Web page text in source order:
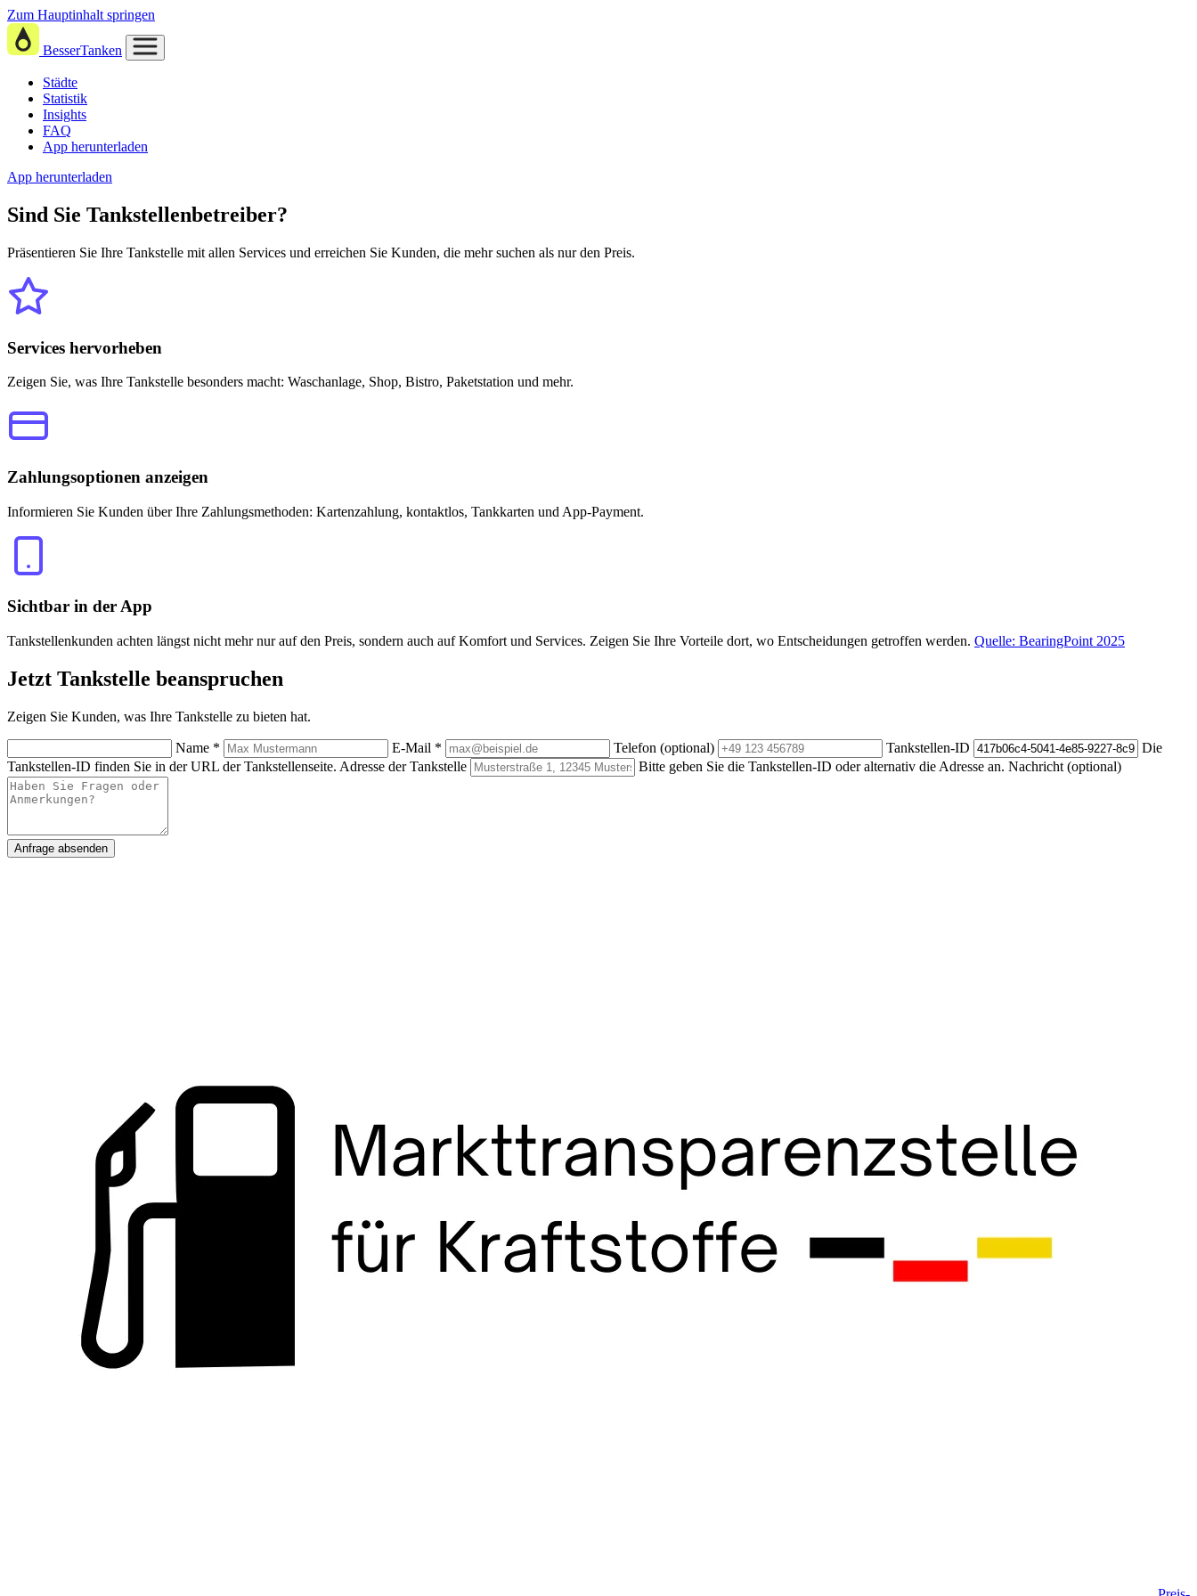
Zum Hauptinhalt springen
BesserTanken
Städte
Statistik
Insights
FAQ
App herunterladen
App herunterladen
Sind Sie Tankstellenbetreiber?
Präsentieren Sie Ihre Tankstelle mit allen Services und erreichen Sie Kunden, die mehr suchen als nur den Preis.
Services hervorheben
Zeigen Sie, was Ihre Tankstelle besonders macht: Waschanlage, Shop, Bistro, Paketstation und mehr.
Zahlungsoptionen anzeigen
Informieren Sie Kunden über Ihre Zahlungsmethoden: Kartenzahlung, kontaktlos, Tankkarten und App-Payment.
Sichtbar in der App
Tankstellenkunden achten längst nicht mehr nur auf den Preis, sondern auch auf Komfort und Services. Zeigen Sie Ihre Vorteile dort, wo Entscheidungen getroffen werden. Quelle: BearingPoint 2025
Jetzt Tankstelle beanspruchen
Zeigen Sie Kunden, was Ihre Tankstelle zu bieten hat.
Name * E-Mail * Telefon (optional) Tankstellen-ID
Die
Tankstellen-ID finden Sie in der URL der Tankstellenseite. Adresse der Tankstelle Bitte geben Sie die Tankstellen-ID oder alternativ die Adresse an. Nachricht (optional)
Anfrage absenden